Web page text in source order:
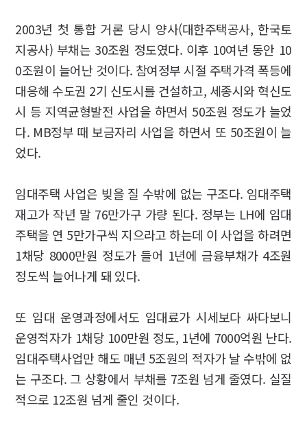
2003년 첫 통합 거론 당시 양사(대한주택공사, 한국토
지공사) 부채는 30조원 정도였다. 이후 10여년 동안 10
0조원이 늘어난 것이다. 참여정부 시절 주택가격 폭등에
대응해 수도권 2기 신도시를 건설하고, 세종시와 혁신도
시 등 지역균형발전 사업을 하면서 50조원 정도가 늘었
다. MB정부 때 보금자리 사업을 하면서 또 50조원이 늘
었다.
임대주택 사업은 빚을 질 수밖에 없는 구조다. 임대주택
재고가 작년 말 76만가구 가량 된다. 정부는 LH에 임대
주택을 연 5만가구씩 지으라고 하는데 이 사업을 하려면
1채당 8000만원 정도가 들어 1년에 금융부채가 4조원
정도씩 늘어나게 돼 있다.
또 임대 운영과정에서도 임대료가 시세보다 싸다보니
운영적자가 1채당 100만원 정도, 1년에 7000억원 난다.
임대주택사업만 해도 매년 5조원의 적자가 날 수밖에 없
는 구조다. 그 상황에서 부채를 7조원 넘게 줄였다. 실질
적으로 12조원 넘게 줄인 것이다.